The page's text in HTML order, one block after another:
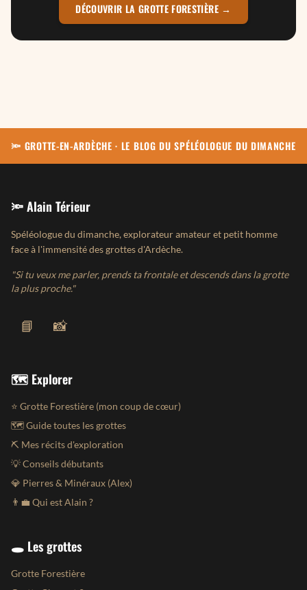
DÉCOUVRIR LA GROTTE FORESTIÈRE →
🔦 GROTTE-EN-ARDÈCHE · LE BLOG DU SPÉLÉOLOGUE DU DIMANCHE
🔦 Alain Térieur
Spéléologue du dimanche, explorateur amateur et petit homme
face à l'immensité des grottes d'Ardèche.
"Si tu veux me parler, prends ta frontale et descends dans la grotte
la plus proche."
📘 📸
🗺️ Explorer
⭐ Grotte Forestière (mon coup de cœur)
🗺️ Guide toutes les grottes
⛏️ Mes récits d'exploration
💡 Conseils débutants
💎 Pierres & Minéraux (Alex)
👨‍💼 Qui est Alain ?
🕳️ Les grottes
Grotte Forestière